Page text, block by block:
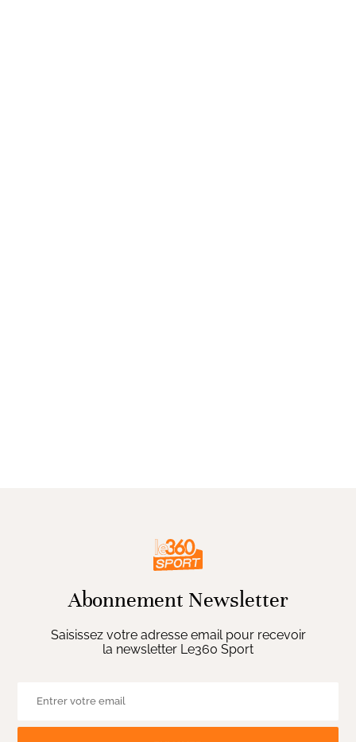
Abonnement Newsletter
Saisissez votre adresse email pour recevoir
la newsletter Le360 Sport